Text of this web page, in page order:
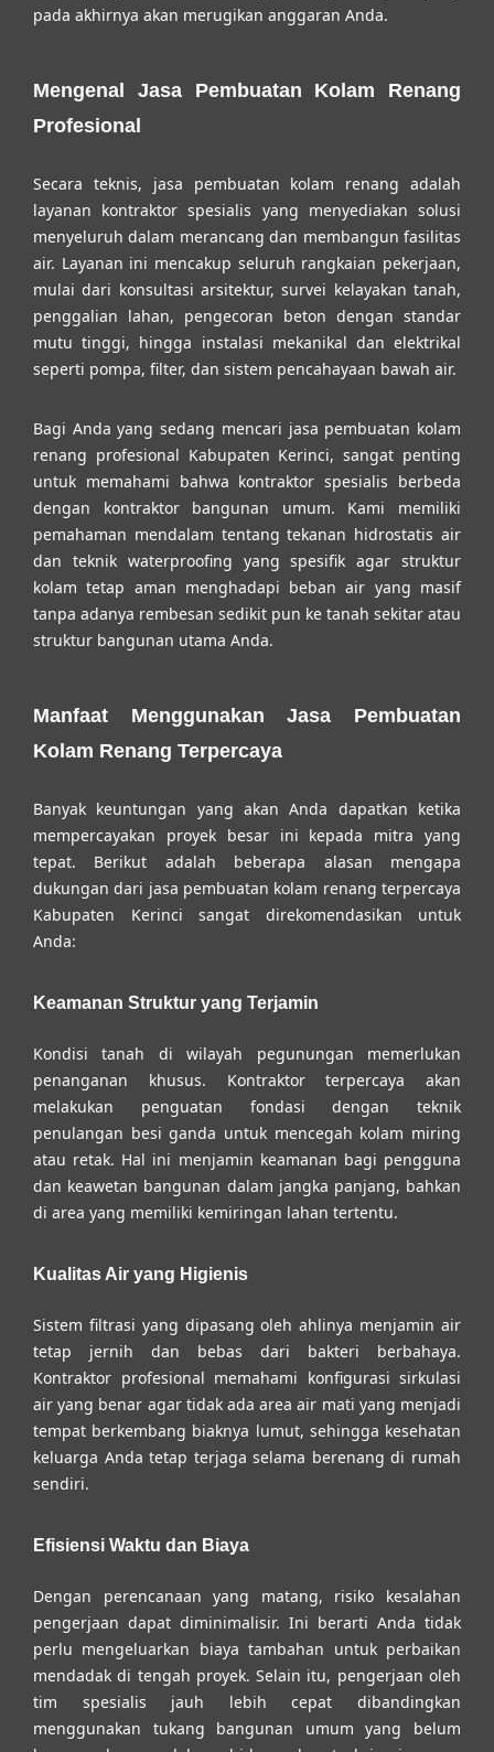
pada akhirnya akan merugikan anggaran Anda.
Mengenal Jasa Pembuatan Kolam Renang
Profesional
Secara teknis, jasa pembuatan kolam renang adalah
layanan kontraktor spesialis yang menyediakan solusi
menyeluruh dalam merancang dan membangun fasilitas
air. Layanan ini mencakup seluruh rangkaian pekerjaan,
mulai dari konsultasi arsitektur, survei kelayakan tanah,
penggalian lahan, pengecoran beton dengan standar
mutu tinggi, hingga instalasi mekanikal dan elektrikal
seperti pompa, filter, dan sistem pencahayaan bawah air.
Bagi Anda yang sedang mencari jasa pembuatan kolam
renang profesional Kabupaten Kerinci, sangat penting
untuk memahami bahwa kontraktor spesialis berbeda
dengan kontraktor bangunan umum. Kami memiliki
pemahaman mendalam tentang tekanan hidrostatis air
dan teknik waterproofing yang spesifik agar struktur
kolam tetap aman menghadapi beban air yang masif
tanpa adanya rembesan sedikit pun ke tanah sekitar atau
struktur bangunan utama Anda.
Manfaat Menggunakan Jasa Pembuatan
Kolam Renang Terpercaya
Banyak keuntungan yang akan Anda dapatkan ketika
mempercayakan proyek besar ini kepada mitra yang
tepat. Berikut adalah beberapa alasan mengapa
dukungan dari jasa pembuatan kolam renang terpercaya
Kabupaten Kerinci sangat direkomendasikan untuk
Anda:
Keamanan Struktur yang Terjamin
Kondisi tanah di wilayah pegunungan memerlukan
penanganan khusus. Kontraktor terpercaya akan
melakukan penguatan fondasi dengan teknik
penulangan besi ganda untuk mencegah kolam miring
atau retak. Hal ini menjamin keamanan bagi pengguna
dan keawetan bangunan dalam jangka panjang, bahkan
di area yang memiliki kemiringan lahan tertentu.
Kualitas Air yang Higienis
Sistem filtrasi yang dipasang oleh ahlinya menjamin air
tetap jernih dan bebas dari bakteri berbahaya.
Kontraktor profesional memahami konfigurasi sirkulasi
air yang benar agar tidak ada area air mati yang menjadi
tempat berkembang biaknya lumut, sehingga kesehatan
keluarga Anda tetap terjaga selama berenang di rumah
sendiri.
Efisiensi Waktu dan Biaya
Dengan perencanaan yang matang, risiko kesalahan
pengerjaan dapat diminimalisir. Ini berarti Anda tidak
perlu mengeluarkan biaya tambahan untuk perbaikan
mendadak di tengah proyek. Selain itu, pengerjaan oleh
tim spesialis jauh lebih cepat dibandingkan
menggunakan tukang bangunan umum yang belum